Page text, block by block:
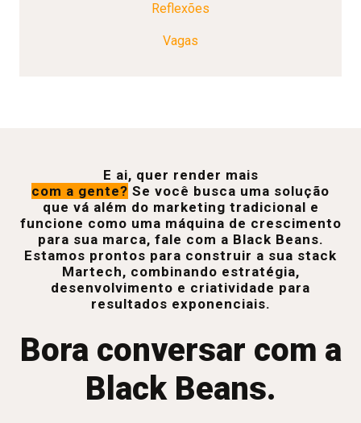
Reflexões
Vagas
E ai, quer render mais
com a gente? Se você busca uma solução
que vá além do marketing tradicional e
funcione como uma máquina de crescimento
para sua marca, fale com a Black Beans.
Estamos prontos para construir a sua stack
Martech, combinando estratégia,
desenvolvimento e criatividade para
resultados exponenciais.
Bora conversar com a
Black Beans.